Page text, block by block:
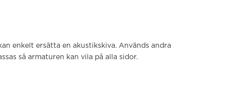
enkelt ersätta en akustikskiva. Används andra
så armaturen kan vila på alla sidor.